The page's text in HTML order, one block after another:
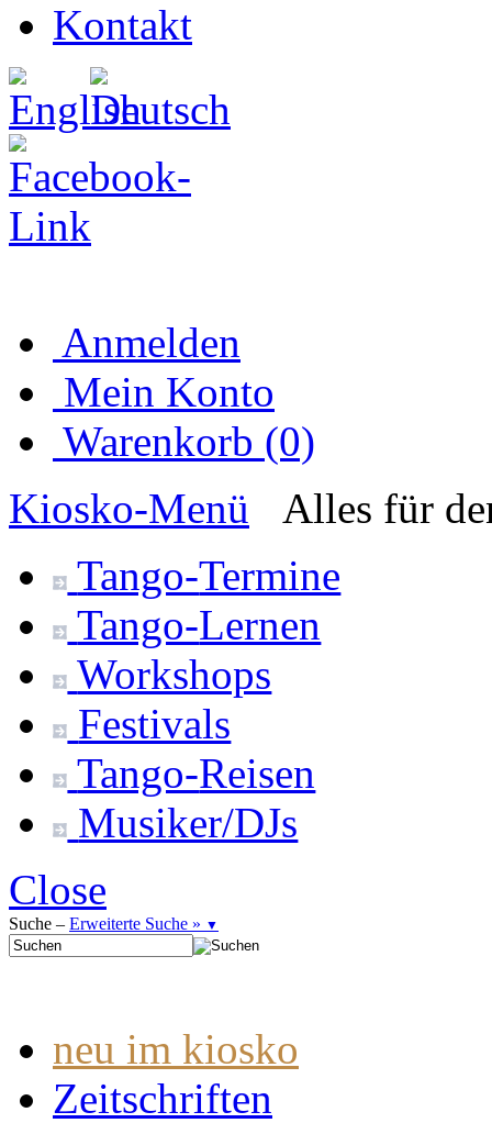
Kontakt
Anmelden
Mein Konto
Warenkorb (0)
Kiosko-Menü
Alles für
Tango-Termine
Tango-Lernen
Workshops
Festivals
Tango-Reisen
Musiker/DJs
Close
Suche – Erweiterte Suche » ▼
neu im kiosko
Zeitschriften